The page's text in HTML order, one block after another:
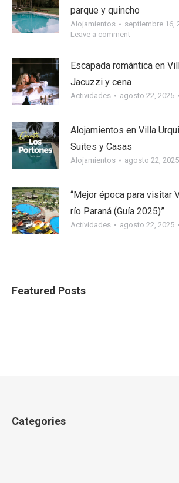
parque y quincho
Alojamientos
septiembre 16,
Leave a comment
Escapada romántica en
Jacuzzi y cena
Actividades agosto 22, 2025
Alojamientos en Villa
Suites y Casas
Alojamientos agosto 22, 2025
“Mejor época para visitar
río Paraná (Guía 2025)”
Actividades agosto 22, 2025
Featured Posts
Categories